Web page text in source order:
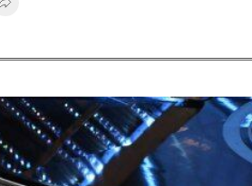
en Facebook
en Twitter
Desplegar Redes Sociales